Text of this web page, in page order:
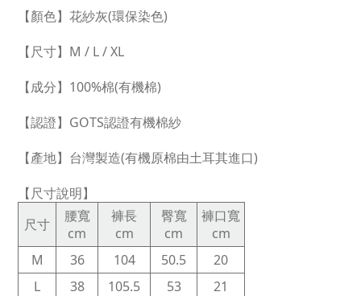
【顏色】花紗灰(環保染色)
【尺寸】M / L / XL
【成分】100%棉(有機棉)
【認證】GOTS認證有機棉紗
【產地】台灣製造(有機原棉由土耳其進口)
【尺寸說明】
尺寸
腰寬
cm
褲長
cm
臀寬
cm
褲口寬
cm
M
36 104 50.5
20
L
38 105.5 53
21